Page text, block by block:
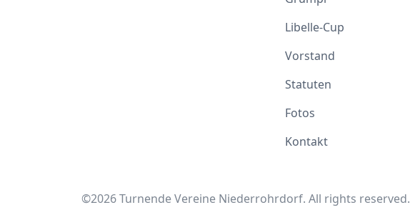
Libelle-Cup
Vorstand
Statuten
Fotos
Kontakt
©2026 Turnende Vereine Niederrohrdorf. All rights reserved.